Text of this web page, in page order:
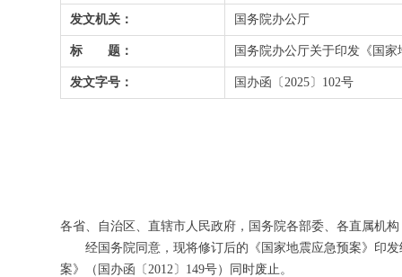
发文机关： 国务院办公厅
标 题： 国务院办公厅关于印发《国
发文字号： 国办函〔2025〕102号
各省、自治区、直辖市人民政府，国务院各部委、各直属机构
经国务院同意，现将修订后的《国家地震应急预案》印
案》（国办函〔2012〕149号）同时废止。